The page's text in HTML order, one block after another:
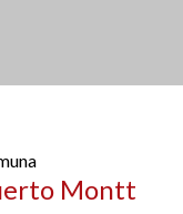
Montt